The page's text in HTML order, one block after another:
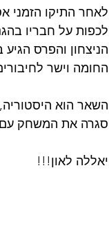
לכפות על חבריו
החומה וישר
השאר הוא
סגרה את המשחק עם
יאללה לאון!!!